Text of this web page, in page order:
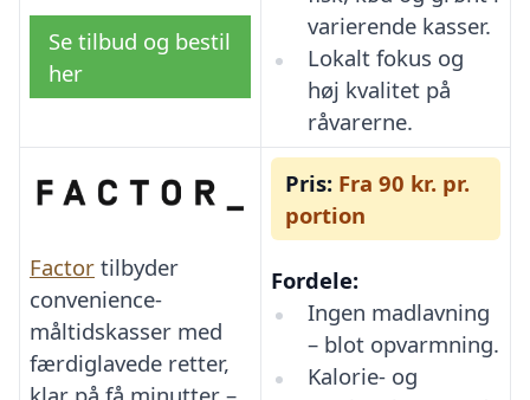
Se tilbud og bestil
her
varierende kasser.
Lokalt fokus og
høj kvalitet på
råvarerne.
Factor tilbyder
convenience-
måltidskasser med
færdiglavede retter,
Pris: Fra 90 kr. pr.
portion
Fordele:
Ingen madlavning
– blot opvarmning.
Kalorie- og